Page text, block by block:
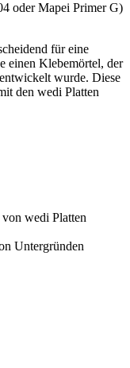
oder Mapei Primer G)
für eine
einen Klebemörtel, der
wurde. Diese
den wedi Platten
wedi Platten
Untergründen